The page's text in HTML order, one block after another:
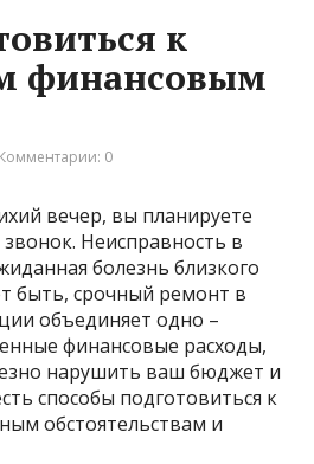
к
финансовым
Комментарии: 0
вечер, вы планируете
Неисправность в
болезнь близкого
быть, срочный ремонт в
объединяет одно –
финансовые расходы,
нарушить ваш бюджет и
способы подготовиться к
обстоятельствам и